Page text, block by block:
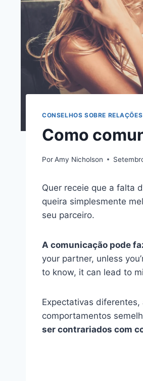
CONSELHOS SOBRE RELAÇÕES
Como
PorAmy Nicholson
Quer receie que a falta
queira simplesmente
seu parceiro.
A comunicação pode
your partner, unless
to know, it can lead to
Expectativas
comportamentos
ser contrariados com